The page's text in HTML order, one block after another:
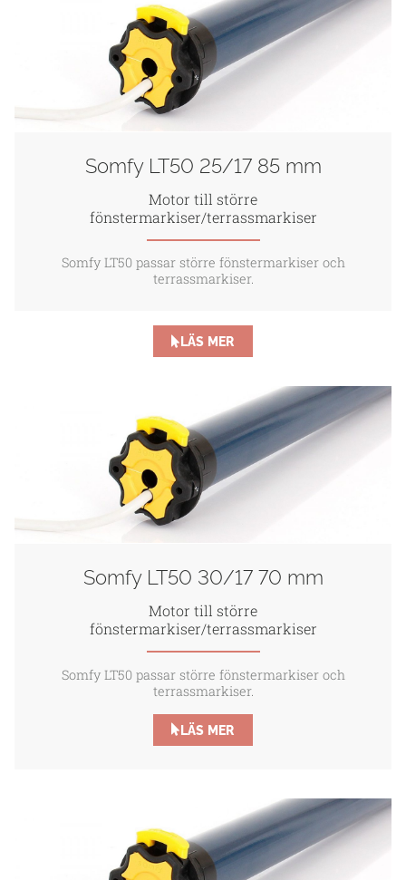
Somfy LT50 25/17 85 mm
Motor till större
fönstermarkiser/terrassmarkiser
Somfy LT50 passar större fönstermarkiser och
terrassmarkiser.
LÄS MER
Somfy LT50 30/17 70 mm
Motor till större
fönstermarkiser/terrassmarkiser
Somfy LT50 passar större fönstermarkiser och
terrassmarkiser.
LÄS MER